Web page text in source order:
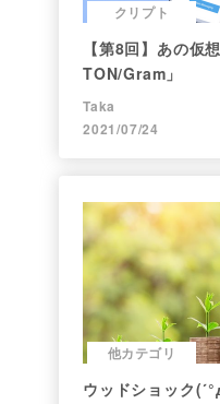
クリプト
【第8回】あの仮
TON/Gram」
Taka
2021/07/24
他カテゴリ
ウッドショック